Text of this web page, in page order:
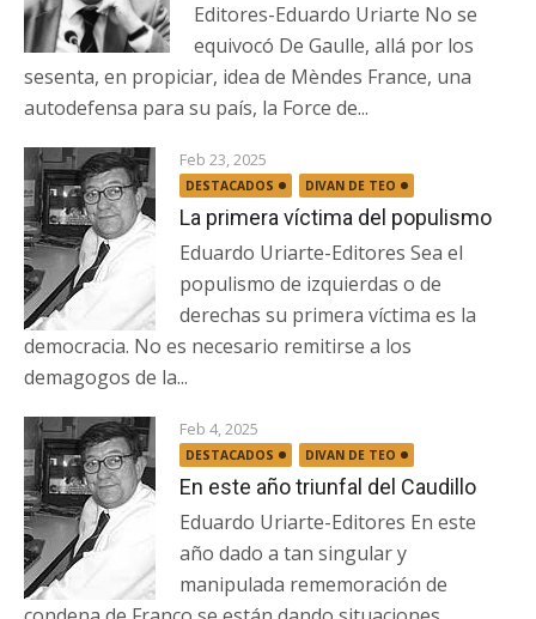
Editores-Eduardo Uriarte No se
equivocó De Gaulle, allá por los
sesenta, en propiciar, idea de Mèndes France, una
autodefensa para su país, la Force de...
Feb 23, 2025
DESTACADOS DIVAN DE TEO
La primera víctima del populismo
Eduardo Uriarte-Editores Sea el
populismo de izquierdas o de
derechas su primera víctima es la
democracia. No es necesario remitirse a los
demagogos de la...
Feb 4, 2025
DESTACADOS DIVAN DE TEO
En este año triunfal del Caudillo
Eduardo Uriarte-Editores En este
año dado a tan singular y
manipulada rememoración de